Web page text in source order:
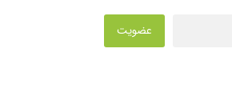
عضویت